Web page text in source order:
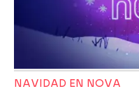
NAVIDAD EN NOVA